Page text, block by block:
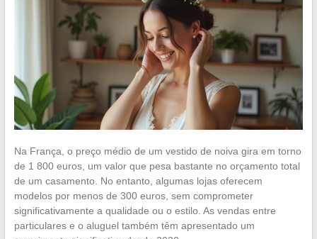
Na França, o preço médio de um vestido de noiva gira em torno
de 1 800 euros, um valor que pesa bastante no orçamento total
de um casamento. No entanto, algumas lojas oferecem
modelos por menos de 300 euros, sem comprometer
significativamente a qualidade ou o estilo. As vendas entre
particulares e o aluguel também têm apresentado um